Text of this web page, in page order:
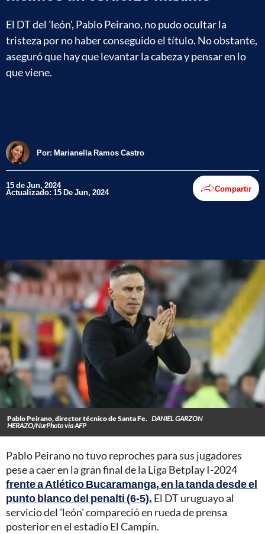
El DT del 'león', Pablo Peirano, no pudo ocultar la
tristeza por no haber conseguido el título. No obstante,
aseguró que hay que levantar la cabeza y pensar en lo
que viene.
Por: Marianella Ramos Castro
15 de Jun, 2024
Actualizado: 15 De Jun, 2024 Compartir
Pablo Peirano, director técnico de Santa Fe. DANIEL GARZON
HERAZO/NurPhoto via AFP
Pablo Peirano no tuvo reproches para sus jugadores
pese a caer en la gran final de la Liga Betplay I-2024
frente a Atlético Bucaramanga, en la tanda desde el
punto blanco del penalti (6-5). El DT uruguayo al
servicio del 'león' compareció en rueda de prensa
posterior en el estadio El Campín.